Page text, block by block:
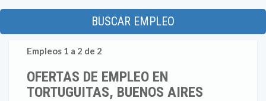
BUSCAR EMPLEO
Empleos 1 a 2 de 2
OFERTAS DE EMPLEO EN
TORTUGUITAS, BUENOS AIRES